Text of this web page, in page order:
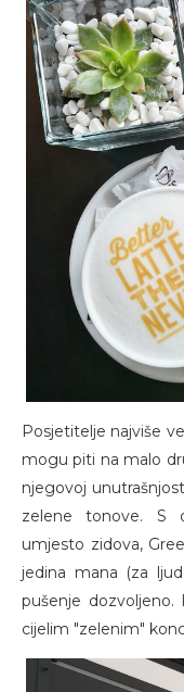
Posjetitelje najviše
mogu piti na malo
njegovoj
zelene tonove. S
umjesto zidova,
jedina mana (za
pušenje
cijelim "zelenim"